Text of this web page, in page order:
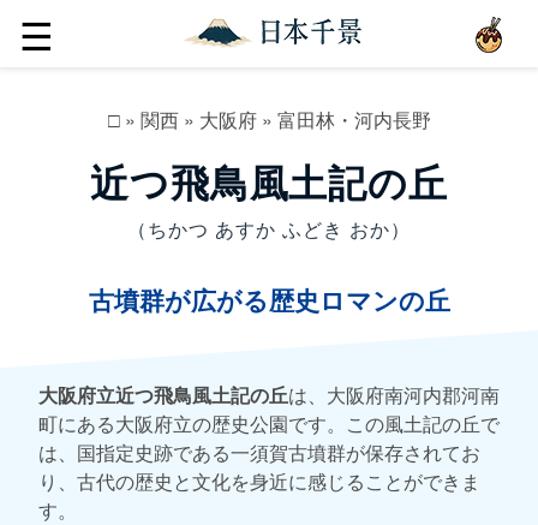
☰
□» 関西» 大阪府» 富田林・河内長野
近つ飛鳥風土記の丘
（ちかつ あすか ふどき おか）
古墳群が広がる歴史ロマンの丘
大阪府立近つ飛鳥風土記の丘は、大阪府南河内郡河南
町にある大阪府立の歴史公園です。この風土記の丘で
は、国指定史跡である一須賀古墳群が保存されてお
り、古代の歴史と文化を身近に感じることができま
す。